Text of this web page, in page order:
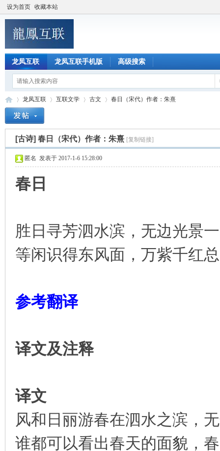
设为首页 收藏本站
龙凤互联 龙凤互联手机版 高级搜索
龙凤互联
›
互联文学
›
古文 春日（宋代）作者：朱熹
[古诗] 春日（宋代）作者：朱熹 [复制链接]
匿名 发表于 2017-1-6 15:28:00
春日
胜日寻芳泗水滨，无边光景
等闲识得东风面，万紫千红
参考翻译
译文及注释
译文
风和日丽游春在泗水之滨，
谁都可以看出春天的面貌，